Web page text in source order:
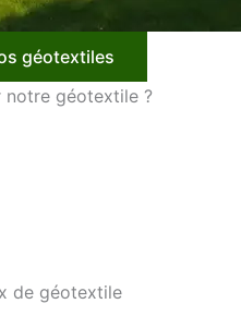
géotextiles
notre géotextile ?
de géotextile